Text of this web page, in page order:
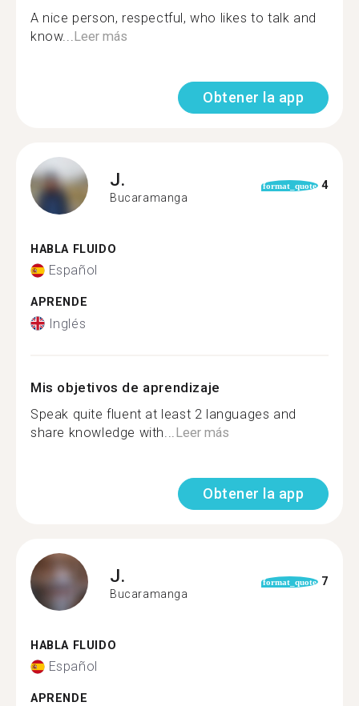
A nice person, respectful, who likes to talk and
know... Leer más
Obtener la app
J.
Bucaramanga
format_quote 4
HABLA FLUIDO
Español
APRENDE
Inglés
Mis objetivos de aprendizaje
Speak quite fluent at least 2 languages and
share knowledge with... Leer más
Obtener la app
J.
Bucaramanga
format_quote 7
HABLA FLUIDO
Español
APRENDE